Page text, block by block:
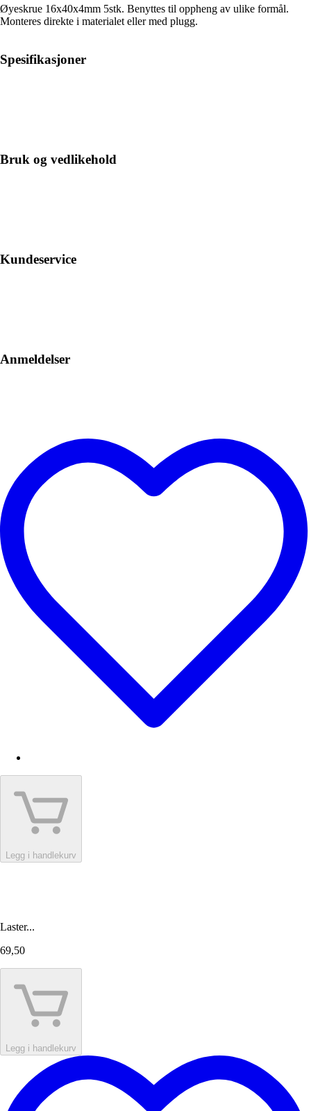
Øyeskrue 16x40x4mm 5stk. Benyttes til oppheng av ulike formål.
Monteres direkte i materialet eller med plugg.
Spesifikasjoner
Bruk og vedlikehold
Kundeservice
Anmeldelser
Legg i handlekurv
Laster...
69,50
Legg i handlekurv